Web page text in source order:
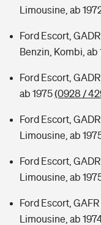
Limousine, ab
Ford Escort, GADR
Benzin, Kombi, ab
Ford Escort,
ab 1975(0928 /
Ford Escort,
Limousine, ab
Ford Escort,
Limousine, ab
Ford Escort, GAFR
Limousine, ab